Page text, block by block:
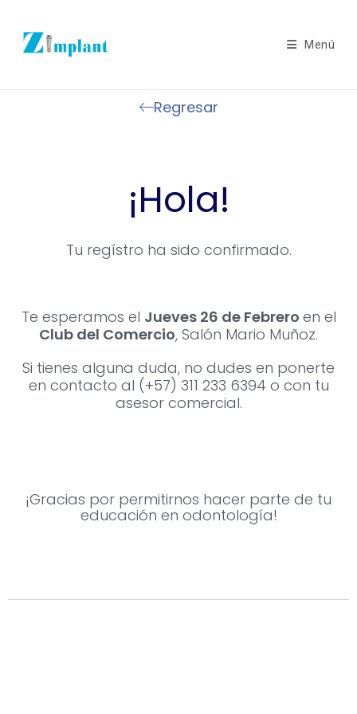
Menú
Regresar
¡Hola!
Tu regístro ha sido confirmado.
Te esperamos el Jueves 26 de Febrero en el
Club del Comercio, Salón Mario Muñoz.
Si tienes alguna duda, no dudes en ponerte
en contacto al (+57) 311 233 6394 o con tu
asesor comercial.
¡Gracias por permitirnos hacer parte de tu
educación en odontología!